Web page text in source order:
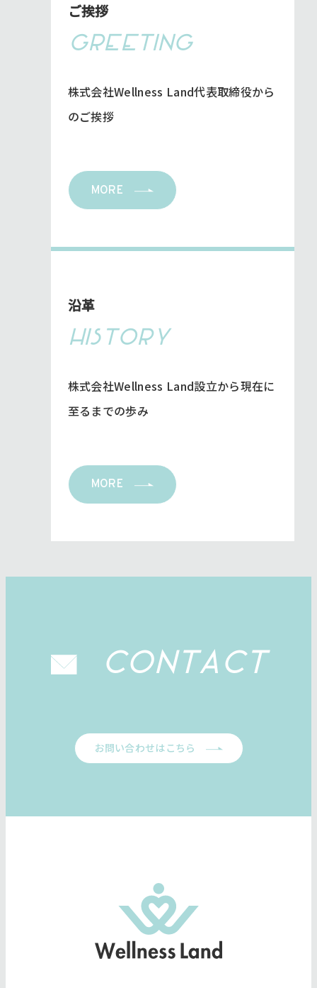
ご挨拶
GREETING
株式会社Wellness Land代表取締役から
のご挨拶
MORE
沿革
HISTORY
株式会社Wellness Land設立から現在に
至るまでの歩み
MORE
CONTACT
お問い合わせはこちら